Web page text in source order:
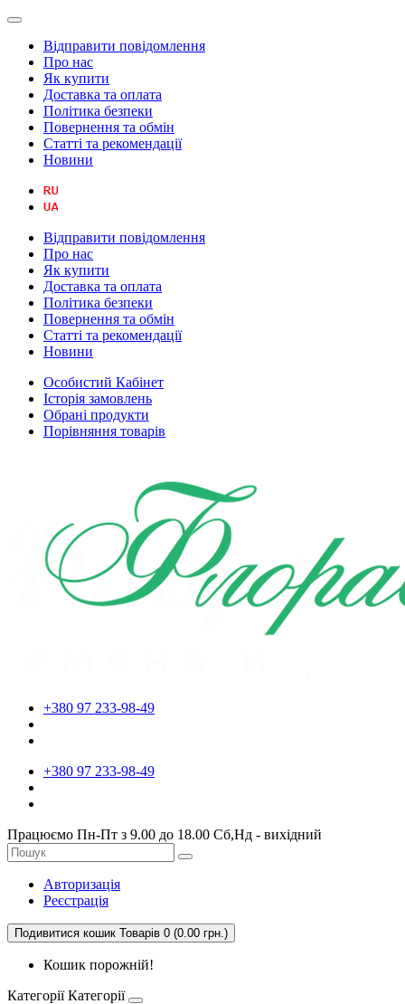
Відправити повідомлення
Про нас
Як купити
Доставка та оплата
Політика безпеки
Повернення та обмін
Статті та рекомендації
Новини
Відправити повідомлення
Про нас
Як купити
Доставка та оплата
Політика безпеки
Повернення та обмін
Статті та рекомендації
Новини
Особистий Кабінет
Історія замовлень
Обрані продукти
Порівняння товарів
+380 97 233-98-49
+380 97 233-98-49
Працюємо Пн-Пт з 9.00 до 18.00 Сб,Нд - вихідний
Авторизація
Реєстрація
Подивитися кошик Товарів 0 (0.00 грн.)
Кошик порожній!
Категорії Категорії